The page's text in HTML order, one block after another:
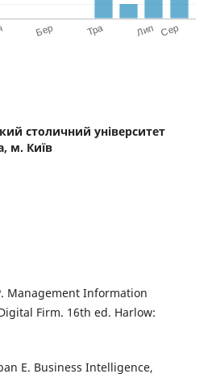
столичний університет
м. Київ
Management Information
Firm. 16th ed. Harlow:
E. Business Intelligence,